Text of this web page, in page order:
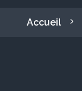
Accueil